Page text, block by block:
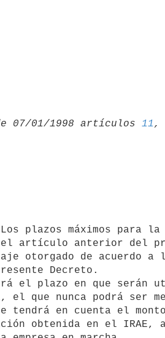
07/01/1998 artículos 11 ,
el artículo anterior del
otorgado de acuerdo a
Decreto.
el plazo en que serán
el que nunca podrá ser
tendrá en cuenta el
obtenida en el IRAE,